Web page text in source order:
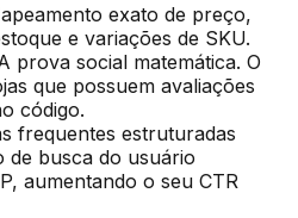
exato de preço,
e variações de SKU.
prova social matemática. O
que possuem avaliações
código.
frequentes estruturadas
de busca do usuário
aumentando o seu CTR